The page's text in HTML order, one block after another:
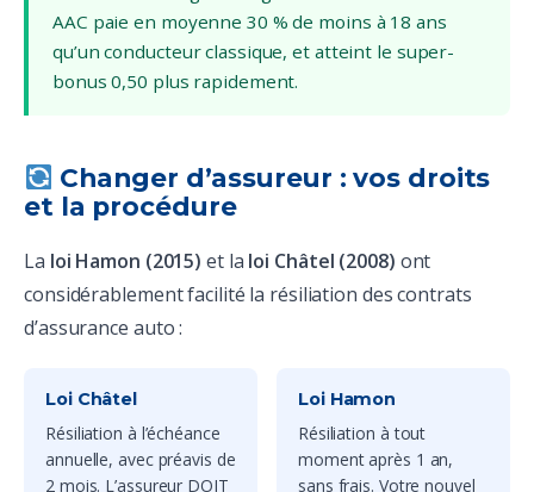
AAC paie en moyenne 30 % de moins à 18 ans
qu’un conducteur classique, et atteint le super-
bonus 0,50 plus rapidement.
Changer d’assureur : vos droits
et la procédure
La loi Hamon (2015) et la loi Châtel (2008) ont
considérablement facilité la résiliation des contrats
d’assurance auto :
Loi Châtel
Résiliation à l’échéance
annuelle, avec préavis de
2 mois. L’assureur DOIT
Loi Hamon
Résiliation à tout
moment après 1 an,
sans frais. Votre nouvel